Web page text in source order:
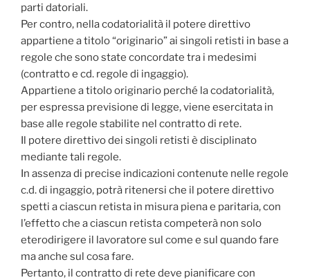
parti datoriali.
Per contro, nella codatorialità il potere direttivo
appartiene a titolo “originario” ai singoli retisti in base a
regole che sono state concordate tra i medesimi
(contratto e cd. regole di ingaggio).
Appartiene a titolo originario perché la codatorialità,
per espressa previsione di legge, viene esercitata in
base alle regole stabilite nel contratto di rete.
Il potere direttivo dei singoli retisti è disciplinato
mediante tali regole.
In assenza di precise indicazioni contenute nelle regole
c.d. di ingaggio, potrà ritenersi che il potere direttivo
spetti a ciascun retista in misura piena e paritaria, con
l’effetto che a ciascun retista competerà non solo
eterodirigere il lavoratore sul come e sul quando fare
ma anche sul cosa fare.
Pertanto, il contratto di rete deve pianificare con